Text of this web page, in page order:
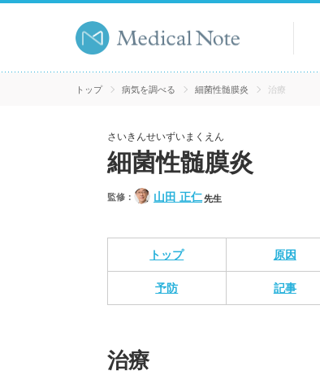
トップ 病気を調べる 細菌性髄膜炎 治療
さいきんせいずいまくえん
細菌性髄膜炎
監修： 山田 正仁先生
トップ 原因
予防 記事
治療